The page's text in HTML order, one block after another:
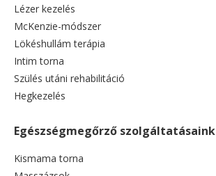
Lézer kezelés
McKenzie-módszer
Lökéshullám terápia
Intim torna
Szülés utáni rehabilitáció
Hegkezelés
Egészségmegőrző szolgáltatásaink
Kismama torna